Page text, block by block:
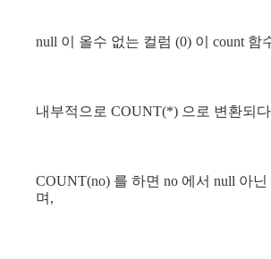
null 이 올수 없는 컬럼 (0) 이 count 함
내부적으로 COUNT(*) 으로 변환되
COUNT(no) 를 하면 no 에서 null 아
며,